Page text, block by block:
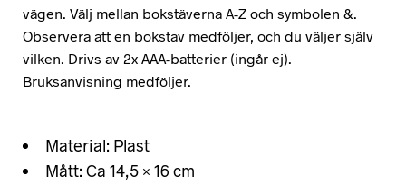
vägen. Välj mellan bokstäverna A-Z och symbolen &.
Observera att en bokstav medföljer, och du väljer själv
vilken. Drivs av 2x AAA-batterier (ingår ej).
Bruksanvisning medföljer.
Material: Plast
Mått: Ca 14,5 × 16 cm